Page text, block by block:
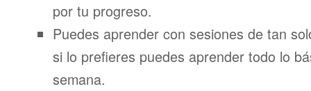
por tu progreso.
Puedes aprender con sesiones de tan
si lo prefieres puedes aprender todo lo
semana.